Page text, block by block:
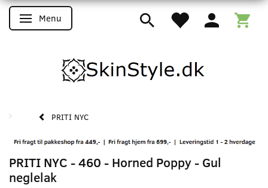
Skifte navigation
Menu
PRITI NYC
PRITI NYC - 460 - Horned Poppy - Gul
neglelak